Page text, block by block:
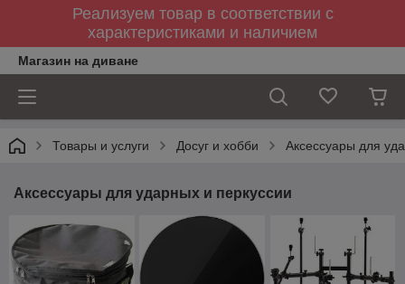
Реализуем товар в соответствии с
характеристиками и наличием
Магазин на диване
Товары и услуги Досуг и хобби Аксессуары для
Аксессуары для ударных и перкуссии